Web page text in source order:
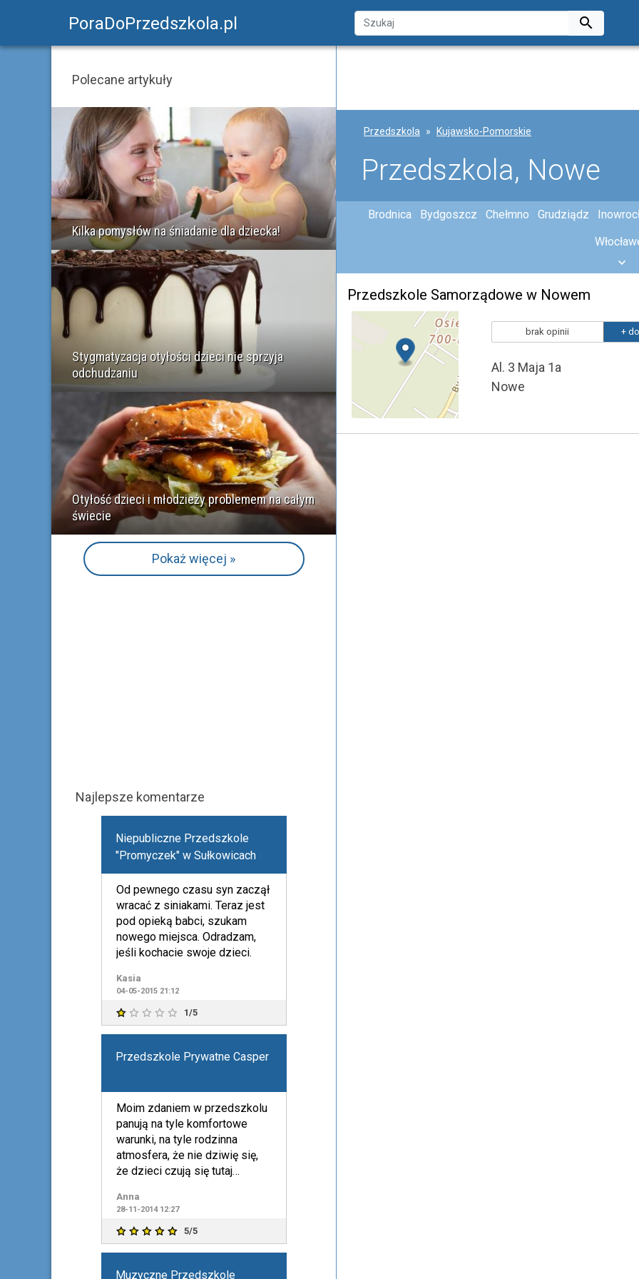
PoraDoPrzedszkola.pl 
Przedszkola Kujawsko-Pomorskie
Przedszkola, Nowe
Brodnica Bydgoszcz Chełmno Grudziądz
Przedszkole Samorządowe w Nowem
brak opinii +
Al. 3 Maja 1a
Nowe
Polecane artykuły
Kilka pomysłów na śniadanie dla dziecka!
Stygmatyzacja otyłości dzieci nie sprzyja
odchudzaniu
Otyłość dzieci i młodzieży problemem na całym
świecie
Pokaż więcej »
Najlepsze komentarze
Niepubliczne Przedszkole
"Promyczek" w Sułkowicach
Od pewnego czasu syn zaczął
wracać z siniakami. Teraz jest
pod opieką babci, szukam
nowego miejsca. Odradzam,
jeśli kochacie swoje dzieci.
Kasia
04-05-2015 21:12
1/5
Przedszkole Prywatne Casper
Moim zdaniem w przedszkolu
panują na tyle komfortowe
warunki, na tyle rodzinna
atmosfera, że nie dziwię się,
że dzieci czują się tutaj
Anna
28-11-2014 12:27
5/5
Muzyczne Przedszkole